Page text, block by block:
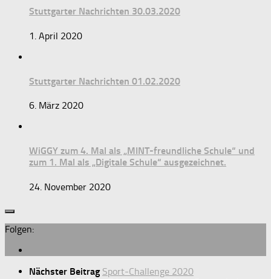
Stuttgarter Nachrichten 30.03.2020
1. April 2020
Stuttgarter Nachrichten 01.02.2020
6. März 2020
WiGGY zum 4. Mal als „MINT-freundliche Schule“ und
zum 1. Mal als „Digitale Schule“ ausgezeichnet.
24. November 2020
Folgen:
Nächster Beitrag Sport-Challenge 2020